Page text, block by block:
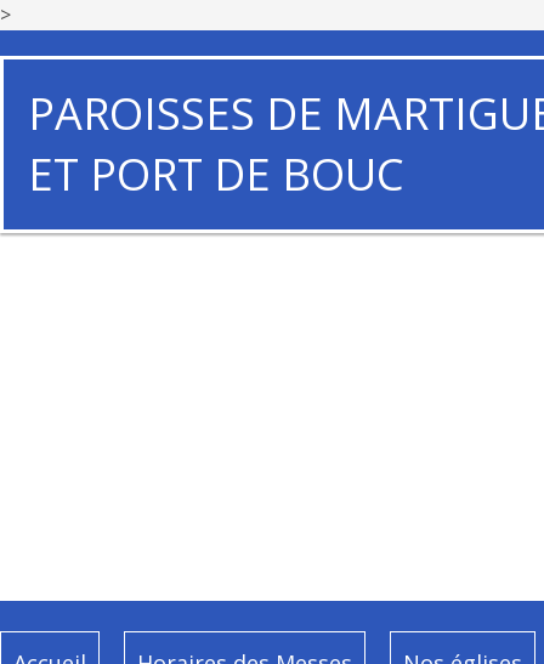
>
PAROISSES DE
ET PORT DE BOUC